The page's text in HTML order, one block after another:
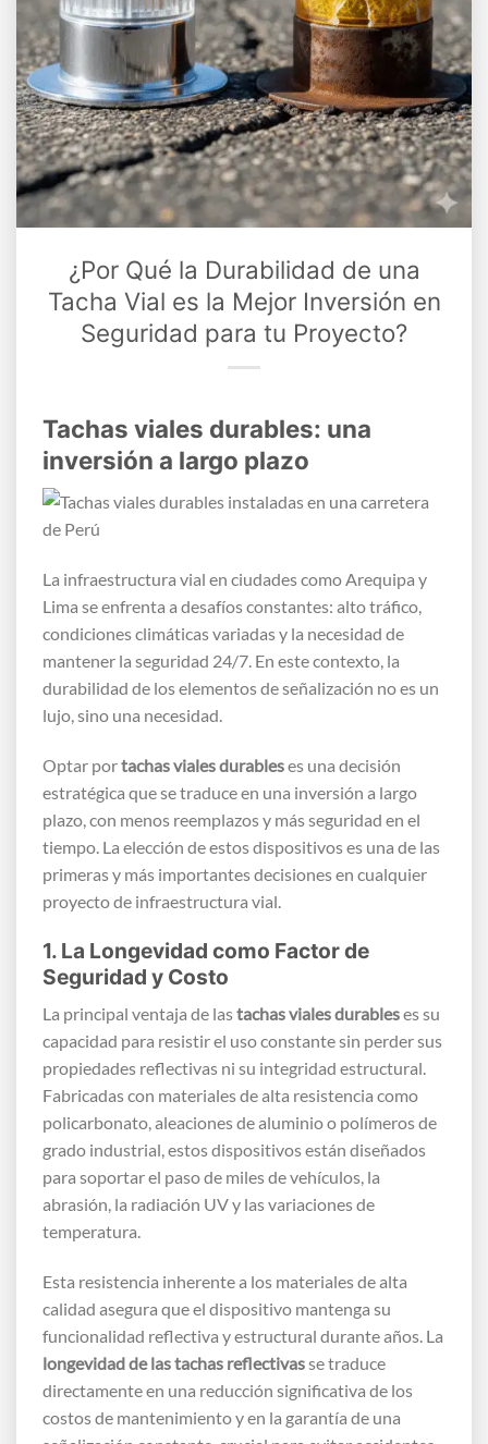
¿Por Qué la Durabilidad de una
Tacha Vial es la Mejor Inversión en
Seguridad para tu Proyecto?
Tachas viales durables: una
inversión a largo plazo
La infraestructura vial en ciudades como Arequipa y
Lima se enfrenta a desafíos constantes: alto tráfico,
condiciones climáticas variadas y la necesidad de
mantener la seguridad 24/7. En este contexto, la
durabilidad de los elementos de señalización no es un
lujo, sino una necesidad.
Optar portachas viales durableses una decisión
estratégica que se traduce en una inversión a largo
plazo, con menos reemplazos y más seguridad en el
tiempo. La elección de estos dispositivos es una de las
primeras y más importantes decisiones en cualquier
proyecto de infraestructura vial.
1. La Longevidad como Factor de
Seguridad y Costo
La principal ventaja de lastachas viales durableses su
capacidad para resistir el uso constante sin perder sus
propiedades reflectivas ni su integridad estructural.
Fabricadas con materiales de alta resistencia como
policarbonato, aleaciones de aluminio o polímeros de
grado industrial, estos dispositivos están diseñados
para soportar el paso de miles de vehículos, la
abrasión, la radiación UV y las variaciones de
temperatura.
Esta resistencia inherente a los materiales de alta
calidad asegura que el dispositivo mantenga su
funcionalidad reflectiva y estructural durante años. La
longevidad de las tachas reflectivasse traduce
directamente en una reducción significativa de los
costos de mantenimiento y en la garantía de una